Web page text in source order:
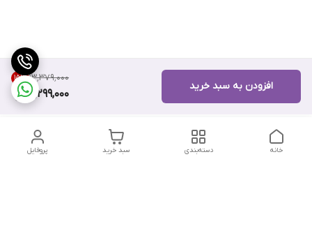
۱۳٬۳۷۹٬۰۰۰ 15%
11,299,000
افزودن به سبد خرید
پروفایل سبد خرید دسته‌بندی خانه